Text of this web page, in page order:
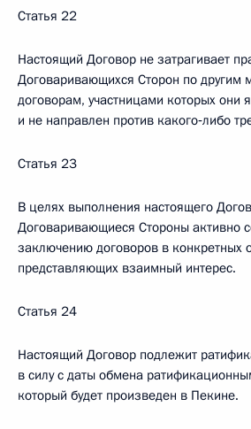
Статья 22
Настоящий Договор не затрагивает
Договаривающихся Сторон по другим
договорам, участницами которых они
и не направлен против какого‑либо
Статья 23
В целях выполнения настоящего
Договаривающиеся Стороны активно
заключению договоров в конкретных
представляющих взаимный интерес.
Статья 24
Настоящий Договор подлежит
в силу с даты обмена
который будет произведен в Пекине.